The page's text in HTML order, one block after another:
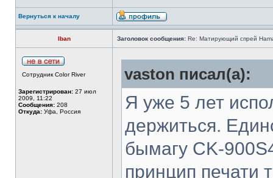
Вернуться к началу
Iban Заголовок сообщения: Re: Матирующий спрей
Сотрудник Color River
Зарегистрирован: 27 июл
2009, 11:22
Сообщения: 208
Откуда: Уфа, Россия
vaston писал(а):
Я уже 5 лет
держиться.
бымагу CK-
принцип печати